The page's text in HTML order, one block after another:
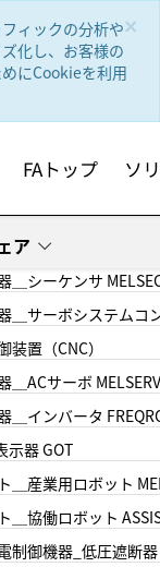
×
ィックの分析や
化し、お客様の
にCookieを利用
FAトップ ソ
ア
＿シーケンサ
＿サーボシステムコ
装置（CNC）
＿ACサーボ
＿インバータ
示器 GOT
＿産業用ロボット
＿協働ロボット
制御機器_低圧遮断器